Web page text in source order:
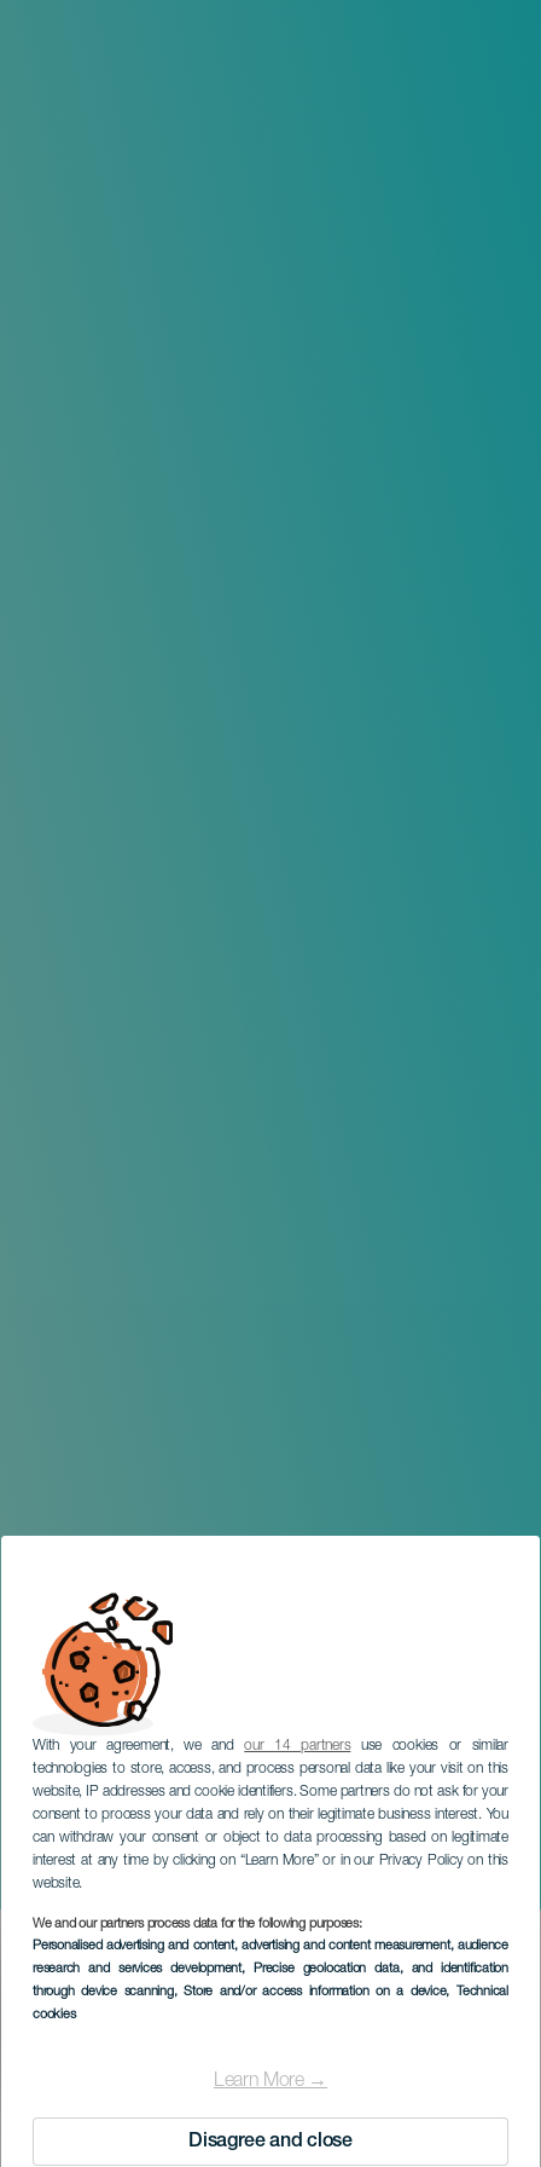
With your agreement, we andour 14 partnersuse cookies or similar
technologies to store, access, and process personal data like your visit on this
website, IP addresses and cookie identifiers. Some partners do not ask for your
consent to process your data and rely on their legitimate business interest. You
can withdraw your consent or object to data processing based on legitimate
interest at any time by clicking on “Learn More” or in our Privacy Policy on this
website.
We and our partners process data for the following purposes:
Personalised advertising and content, advertising and content measurement, audience
research and services development, Precise geolocation data, and identification
through device scanning, Store and/or access information on a device, Technical
cookies
Learn More →
Disagree and close
Rozier, Van Der Zaal
Group ft. Paul Van Kessel
y Antonio Lizana - Festival
Internacional Canarias
Jazz y Más
GRAN CANARIA
Imagen
Listado
TIDLIGERE EVENTS